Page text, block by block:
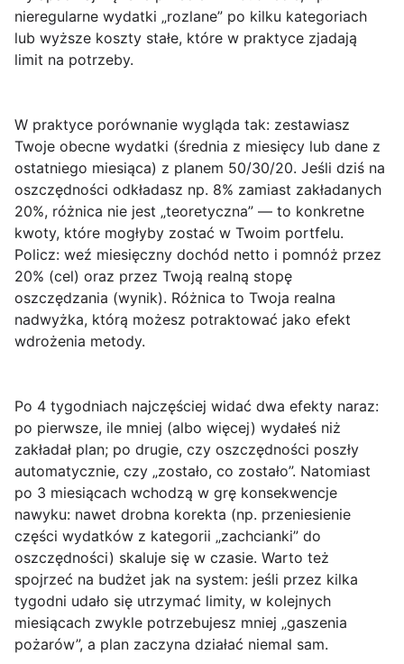
nieregularne wydatki „rozlane” po kilku kategoriach
lub wyższe koszty stałe, które w praktyce zjadają
limit na potrzeby.
W praktyce porównanie wygląda tak: zestawiasz
Twoje obecne wydatki (średnia z miesięcy lub dane z
ostatniego miesiąca) z planem 50/30/20. Jeśli dziś na
oszczędności odkładasz np. 8% zamiast zakładanych
20%, różnica nie jest „teoretyczna” — to konkretne
kwoty, które mogłyby zostać w Twoim portfelu.
Policz: weź miesięczny dochód netto i pomnóż przez
20% (cel) oraz przez Twoją realną stopę
oszczędzania (wynik). Różnica to Twoja realna
nadwyżka, którą możesz potraktować jako efekt
wdrożenia metody.
Po 4 tygodniach najczęściej widać dwa efekty naraz:
po pierwsze, ile mniej (albo więcej) wydałeś niż
zakładał plan; po drugie, czy oszczędności poszły
automatycznie, czy „zostało, co zostało”. Natomiast
po 3 miesiącach wchodzą w grę konsekwencje
nawyku: nawet drobna korekta (np. przeniesienie
części wydatków z kategorii „zachcianki” do
oszczędności) skaluje się w czasie. Warto też
spojrzeć na budżet jak na system: jeśli przez kilka
tygodni udało się utrzymać limity, w kolejnych
miesiącach zwykle potrzebujesz mniej „gaszenia
pożarów”, a plan zaczyna działać niemal sam.